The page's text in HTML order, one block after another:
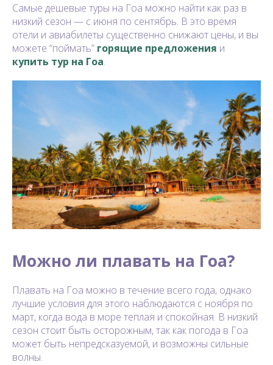
Самые дешевые туры на Гоа можно найти как раз в
низкий сезон — с июня по сентябрь. В это время
отели и авиабилеты существенно снижают цены, и вы
можете “поймать” горящие предложения и
купить тур на Гоа.
Можно ли плавать на Гоа?
Плавать на Гоа можно в течение всего года, однако
лучшие условия для этого наблюдаются с ноября по
март, когда вода в море теплая и спокойная. В низкий
сезон стоит быть осторожным, так как погода в Гоа
может быть непредсказуемой, и возможны сильные
волны.